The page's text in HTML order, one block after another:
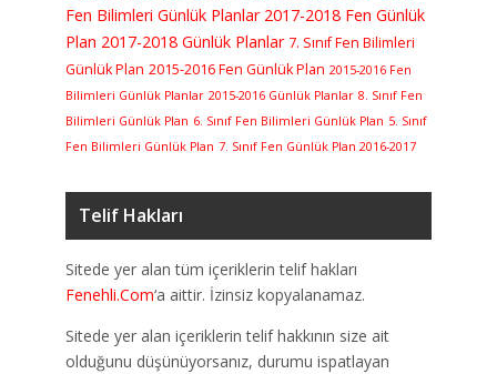
Fen Bilimleri Günlük Planlar 2017-2018 Fen Günlük
Plan 2017-2018 Günlük Planlar 7. Sınıf Fen Bilimleri
Günlük Plan 2015-2016 Fen Günlük Plan 2015-2016 Fen
Bilimleri Günlük Planlar 2015-2016 Günlük Planlar 8. Sınıf Fen
Bilimleri Günlük Plan 6. Sınıf Fen Bilimleri Günlük Plan 5. Sınıf
Fen Bilimleri Günlük Plan 7. Sınıf Fen Günlük Plan 2016-2017
Telif Hakları
Sitede yer alan tüm içeriklerin telif hakları
Fenehli.Com‘a aittir. İzinsiz kopyalanamaz.
Sitede yer alan içeriklerin telif hakkının size ait
olduğunu düşünüyorsanız, durumu ispatlayan